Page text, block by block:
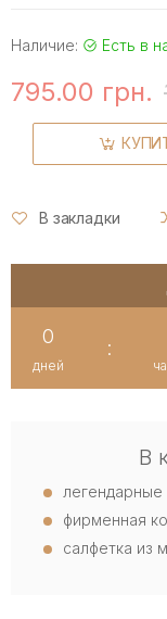
Наличие: Есть в
795.00 грн.
В закладки
0
дней
:
В
легендарные
фирменная
салфетка из